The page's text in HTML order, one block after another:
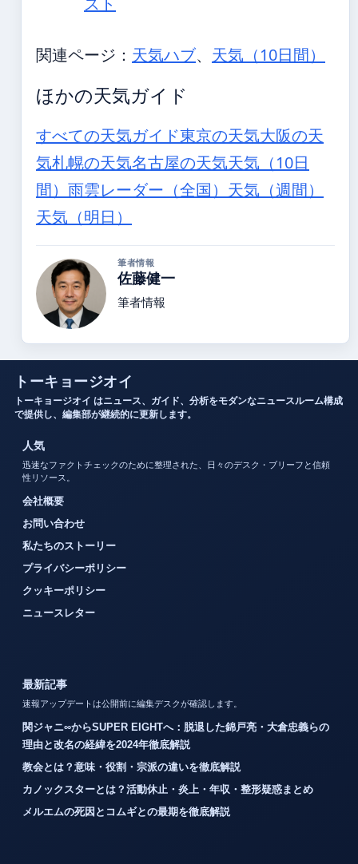
関連ページ： 天気ハブ、 天気（10日間）
ほかの天気ガイド
すべての天気ガイド東京の天気大阪の天
気札幌の天気名古屋の天気天気（10日
間） 雨雲レーダー（全国） 天気（週間）
天気（明日）
筆者情報
佐藤健一
筆者情報
トーキョージオイ
トーキョージオイ はニュース、ガイド、分析をモダンなニュースルーム構成
で提供し、編集部が継続的に更新します。
人気
迅速なファクトチェックのために整理された、日々のデスク・ブリーフと信頼
性リソース。
会社概要
お問い合わせ
私たちのストーリー
プライバシーポリシー
クッキーポリシー
ニュースレター
最新記事
速報アップデートは公開前に編集デスクが確認します。
関ジャニ∞からSUPER EIGHTへ：脱退した錦戸亮・大倉忠義らの
理由と改名の経緯を2024年徹底解説
教会とは？意味・役割・宗派の違いを徹底解説
カノックスターとは？活動休止・炎上・年収・整形疑惑まとめ
メルエムの死因とコムギとの最期を徹底解説